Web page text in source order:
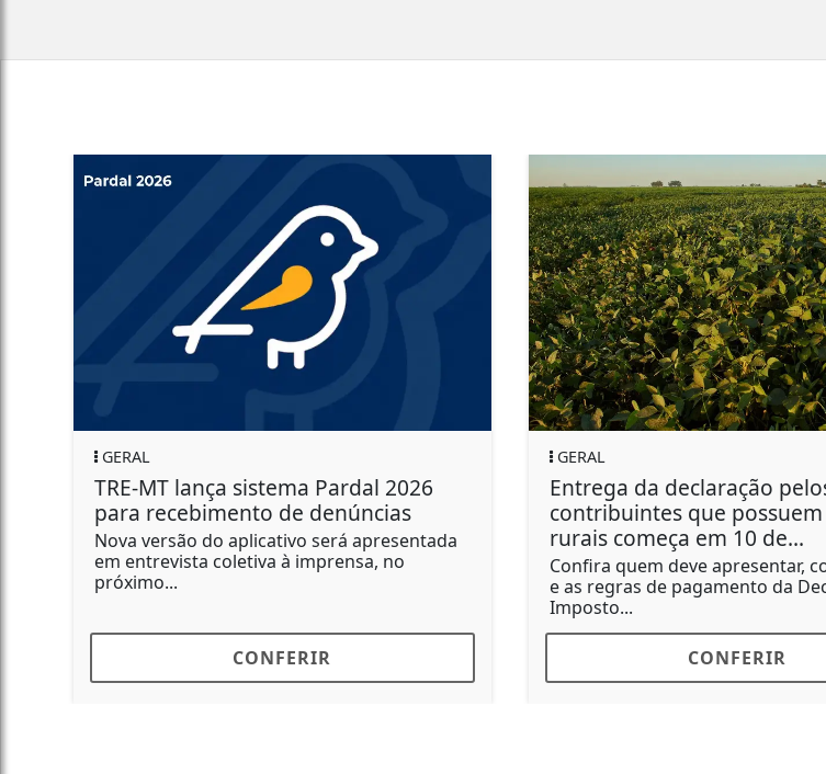
sistema Pardal 2026
de denúncias
aplicativo será apresentada
à imprensa, no
Entrega da declaração pelos
contribuintes que possuem imóveis
rurais começa em 10 de...
Confira quem deve apresentar, como enviar
e as regras de pagamento da Declaração do